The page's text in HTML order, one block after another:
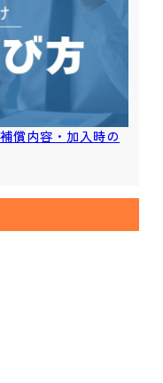
償内容・加入時の